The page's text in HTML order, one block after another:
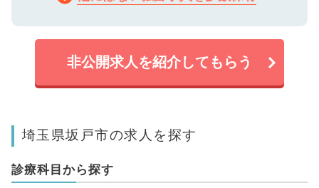
非公開求人を紹介してもらう
埼玉県坂戸市の求人を探す
診療科目から探す